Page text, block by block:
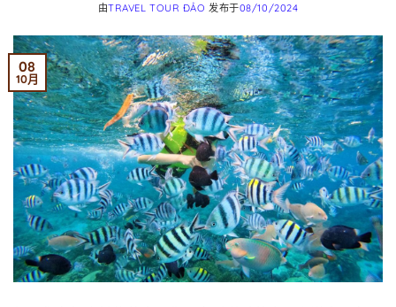
由TRAVEL TOUR ĐẢO 发布于08/10/2024
08
10月